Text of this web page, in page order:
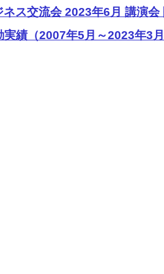
ス交流会 2023年6月 講演会
績（2007年5月～2023年3月